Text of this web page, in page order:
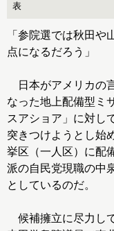
表
「参院選では秋田や
点になるだろう」
日本がアメリカの
なった地上配備型ミ
スアショア」に対し
突きつけようとし始
挙区（一人区）に配
派の自民党現職の中
としているのだ。
候補擁立に尽力し